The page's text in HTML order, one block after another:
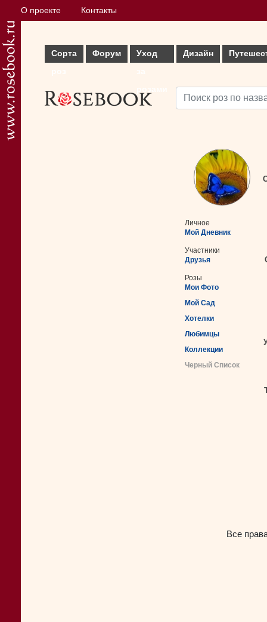
О проекте Контакты
Сорта
Форум
Уход
Дизайн
Личное
Мой Дневник
Участники
Друзья
Розы
Мои Фото
Мой Сад
Хотелки
Любимцы
Коллекции
Черный Список
Все